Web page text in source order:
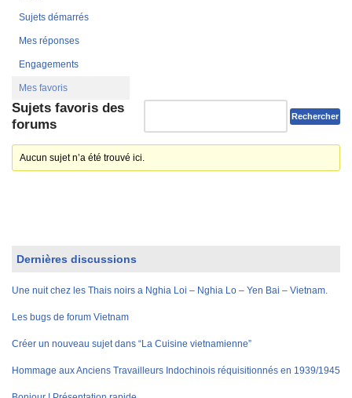
Sujets démarrés
Mes réponses
Engagements
Mes favoris
Sujets favoris des
forums
Aucun sujet n’a été trouvé ici.
Dernières discussions
Une nuit chez les Thais noirs a Nghia Loi – Nghia Lo – Yen Bai – Vietnam.
Les bugs de forum Vietnam
Créer un nouveau sujet dans “La Cuisine vietnamienne”
Hommage aux Anciens Travailleurs Indochinois réquisitionnés en 1939/1945